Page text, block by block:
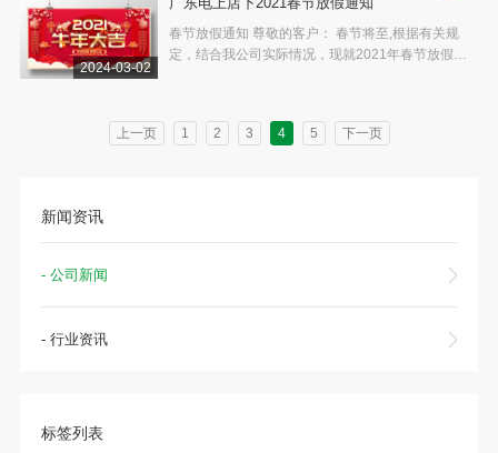
新闻资讯
- 公司新闻
- 行业资讯
标签列表
2024-03-02
春节放假通知 尊敬的客户： 春节将至,根据有关规
定，结合我公司实际情况，现就2021年春节放假安
更加努力为各位客户
上一页 1 2 3 4 5 下一页